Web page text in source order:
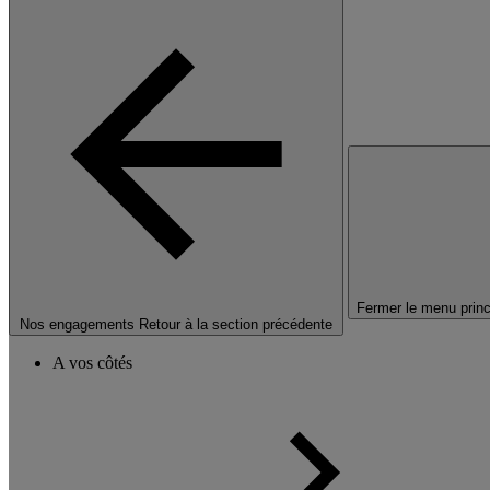
Nos engagements Retour à la section précédente
Fermer le menu
A vos côtés